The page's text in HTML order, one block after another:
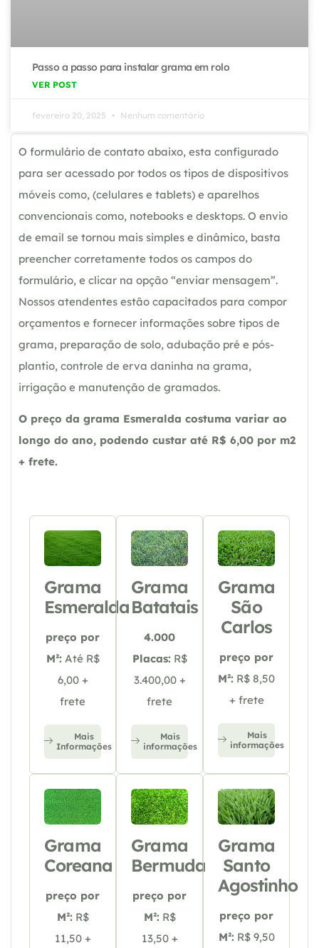
Passo a passo para instalar grama em rolo
VER POST
fevereiro 20, 2025 Nenhum comentário
O formulário de contato abaixo, esta configurado
para ser acessado por todos os tipos de dispositivos
móveis como, (celulares e tablets) e aparelhos
convencionais como, notebooks e desktops. O envio
de email se tornou mais simples e dinâmico, basta
preencher corretamente todos os campos do
formulário, e clicar na opção “enviar mensagem”.
Nossos atendentes estão capacitados para compor
orçamentos e fornecer informações sobre tipos de
grama, preparação de solo, adubação pré e pós-
plantio, controle de erva daninha na grama,
irrigação e manutenção de gramados.
O preço da grama Esmeralda costuma variar ao
longo do ano, podendo custar até R$ 6,00 por m2
+ frete.
Grama
Esmeralda
preço por
M²: Até R$
6,00 +
frete
Mais
Informações
Grama
Batatais
4.000
Placas: R$
3.400,00 +
frete
Mais
informações
Grama
São
Carlos
preço por
M²: R$ 8,50
+ frete
Mais
informações
Grama
Coreana
preço por
M²: R$
11,50 +
Grama
Bermuda
preço por
M²: R$
13,50 +
Grama
Santo
Agostinho
preço por
M²: R$ 9,50